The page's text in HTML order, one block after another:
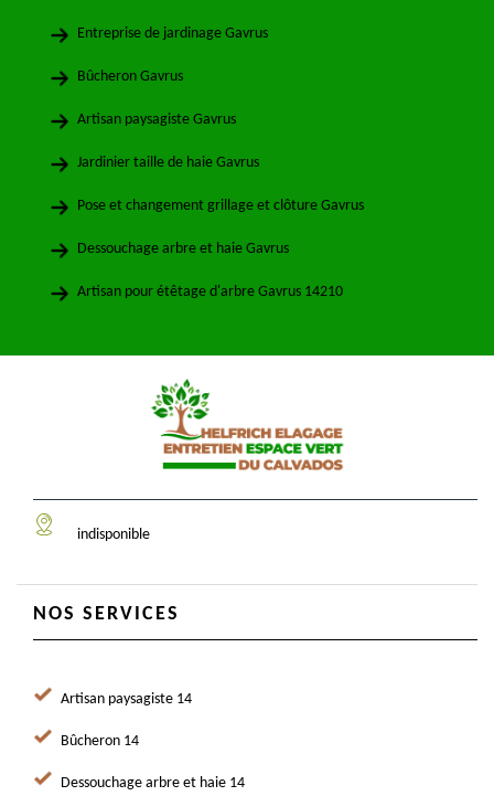
Entreprise de jardinage Gavrus
Bûcheron Gavrus
Artisan paysagiste Gavrus
Jardinier taille de haie Gavrus
Pose et changement grillage et clôture Gavrus
Dessouchage arbre et haie Gavrus
Artisan pour étêtage d'arbre Gavrus 14210
indisponible
NOS SERVICES
Artisan paysagiste 14
Bûcheron 14
Dessouchage arbre et haie 14